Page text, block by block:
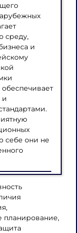
среду,
и
обеспечивает
и
себе они не
планирование,